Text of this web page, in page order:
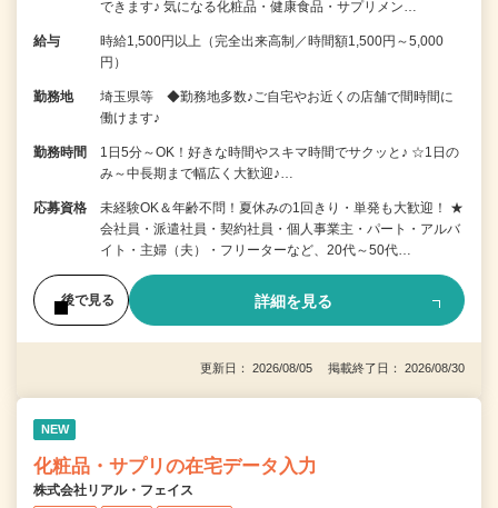
できます♪ 気になる化粧品・健康食品・サプリメン…
給与
時給1,500円以上（完全出来高制／時間額1,500円～5,000
円）
勤務地
埼玉県等 ◆勤務地多数♪ご自宅やお近くの店舗で間時間に
働けます♪
勤務時間
1日5分～OK！好きな時間やスキマ時間でサクッと♪ ☆1日の
み～中長期まで幅広く大歓迎♪…
応募資格
未経験OK＆年齢不問！夏休みの1回きり・単発も大歓迎！ ★
会社員・派遣社員・契約社員・個人事業主・パート・アルバ
イト・主婦（夫）・フリーターなど、20代～50代…
後で見る 詳細を見る
更新日： 2026/08/05 掲載終了日： 2026/08/30
NEW
化粧品・サプリの在宅データ入力
株式会社リアル・フェイス